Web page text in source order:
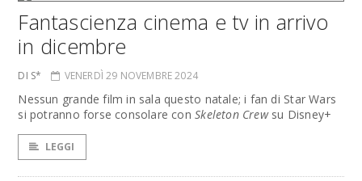
Fantascienza cinema e tv in arrivo
in dicembre
DI S* VENERDÌ 29 NOVEMBRE 2024
Nessun grande film in sala questo natale; i fan di Star Wars
si potranno forse consolare conSkeleton Crewsu Disney+
LEGGI